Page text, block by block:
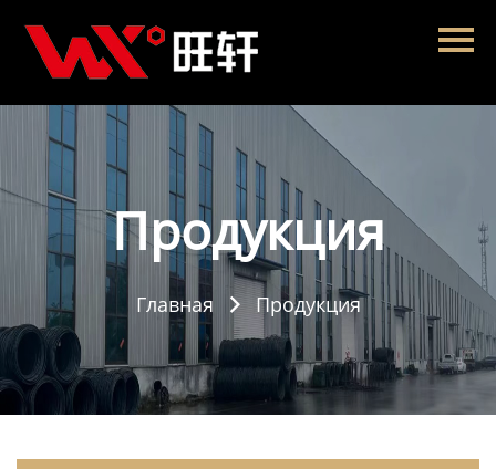
Главная
Продукция
Новости
О нас
Контакты Продукция
Главная  Продукция